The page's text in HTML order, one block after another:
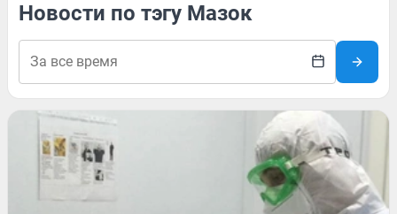
Новости по тэгу Мазок